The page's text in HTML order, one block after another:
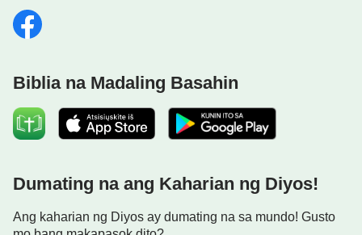
Biblia na Madaling Basahin
Dumating na ang Kaharian ng Diyos!
Ang kaharian ng Diyos ay dumating na sa mundo! Gusto